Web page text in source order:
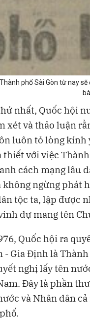
phố Sài Gòn từ nay
nhất, Quốc hội
xét và thảo luận
luôn tỏ lòng kính
thiết với việc
cách mạng lâu
không ngừng phát
tộc ta, lập được
dự mang tên
Quốc hội ra
- Gia Định là
nghị lấy tên
Đây là phần
và Nhân dân